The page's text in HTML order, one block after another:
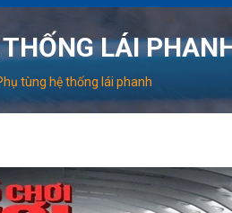
LÁI
tùng hệ thống lái phanh